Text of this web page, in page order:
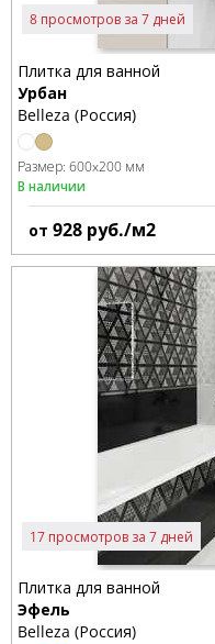
8 просмотров за 7 дней
Плитка для ванной
Урбан
Belleza (Россия)
Размер: 600x200 мм
В наличии
от 928 руб./м2
17 просмотров за 7 дней
Плитка для ванной
Эфель
Belleza (Россия)